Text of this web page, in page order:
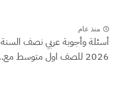
منذ عام
أسئلة وأجوبة عربي نصف السنة
2026 للصف اول متوسط مع...